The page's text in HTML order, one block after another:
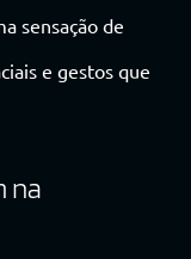
sensação de
e gestos que
na